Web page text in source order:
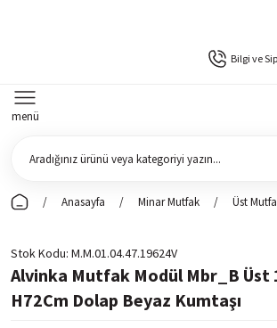
Bilgi ve
menü
Anasayfa Minar Mutfak Üst
Stok Kodu M.M.01.04.47.19624V
Alvinka Mutfak Modül Mbr_B Üst
H72Cm Dolap Beyaz Kumtaşı